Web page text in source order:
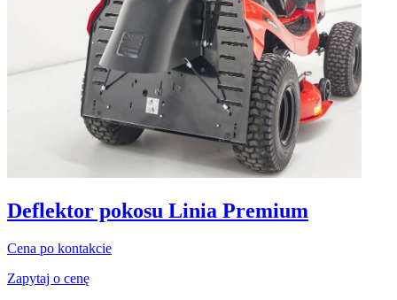
Deflektor pokosu Linia Premium
Cena po kontakcie
Zapytaj o cenę